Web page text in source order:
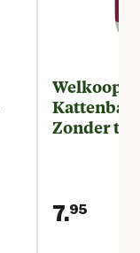
Welkoop
Zonder
7.95